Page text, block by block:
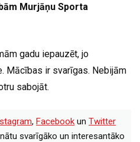
Murjāņu Sporta
gadu iepauzēt, jo
Mācības ir svarīgas. Nebijām
sabojāt.
, Facebook un Twitter
svarīgāko un interesantāko